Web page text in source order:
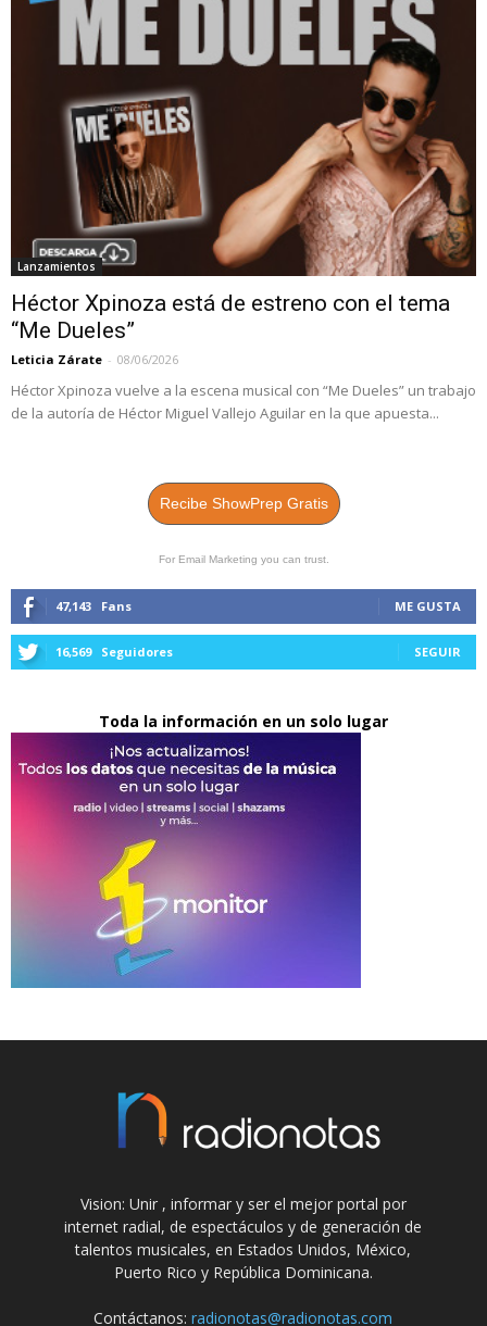
Lanzamientos
Héctor Xpinoza está de estreno con el tema
“Me Dueles”
Leticia Zárate - 08/06/2026
Héctor Xpinoza vuelve a la escena musical con “Me Dueles” un trabajo
de la autoría de Héctor Miguel Vallejo Aguilar en la que apuesta...
Recibe ShowPrep Gratis
For Email Marketing you can trust.
47,143 Fans ME GUSTA
16,569 Seguidores SEGUIR
Toda la información en un solo lugar
Vision: Unir , informar y ser el mejor portal por
internet radial, de espectáculos y de generación de
talentos musicales, en Estados Unidos, México,
Puerto Rico y República Dominicana.
Contáctanos:radionotas@radionotas.com